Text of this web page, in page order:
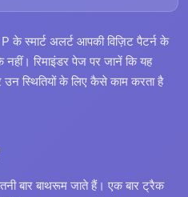
के स्मार्ट अलर्ट आपकी विज़िट पैटर्न के
रिमाइंडर पेज पर जानें कि यह
स्थितियों के लिए कैसे काम करता है
बार बाथरूम जाते हैं। एक बार ट्रैक